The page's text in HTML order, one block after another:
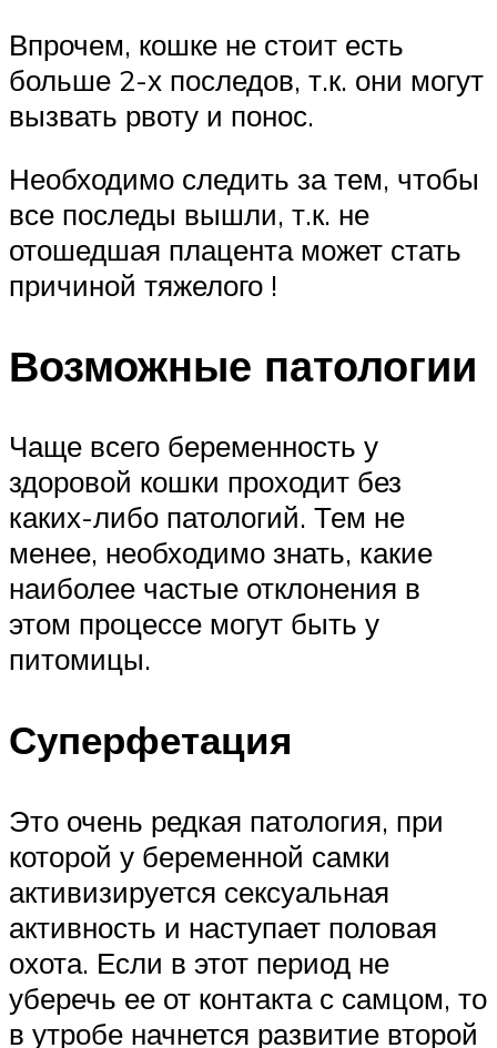
Впрочем, кошке не стоит есть
больше 2-х последов, т.к. они могут
вызвать рвоту и понос.
Необходимо следить за тем, чтобы
все последы вышли, т.к. не
отошедшая плацента может стать
причиной тяжелого !
Возможные патологии
Чаще всего беременность у
здоровой кошки проходит без
каких-либо патологий. Тем не
менее, необходимо знать, какие
наиболее частые отклонения в
этом процессе могут быть у
питомицы.
Суперфетация
Это очень редкая патология, при
которой у беременной самки
активизируется сексуальная
активность и наступает половая
охота. Если в этот период не
уберечь ее от контакта с самцом, то
в утробе начнется развитие второй